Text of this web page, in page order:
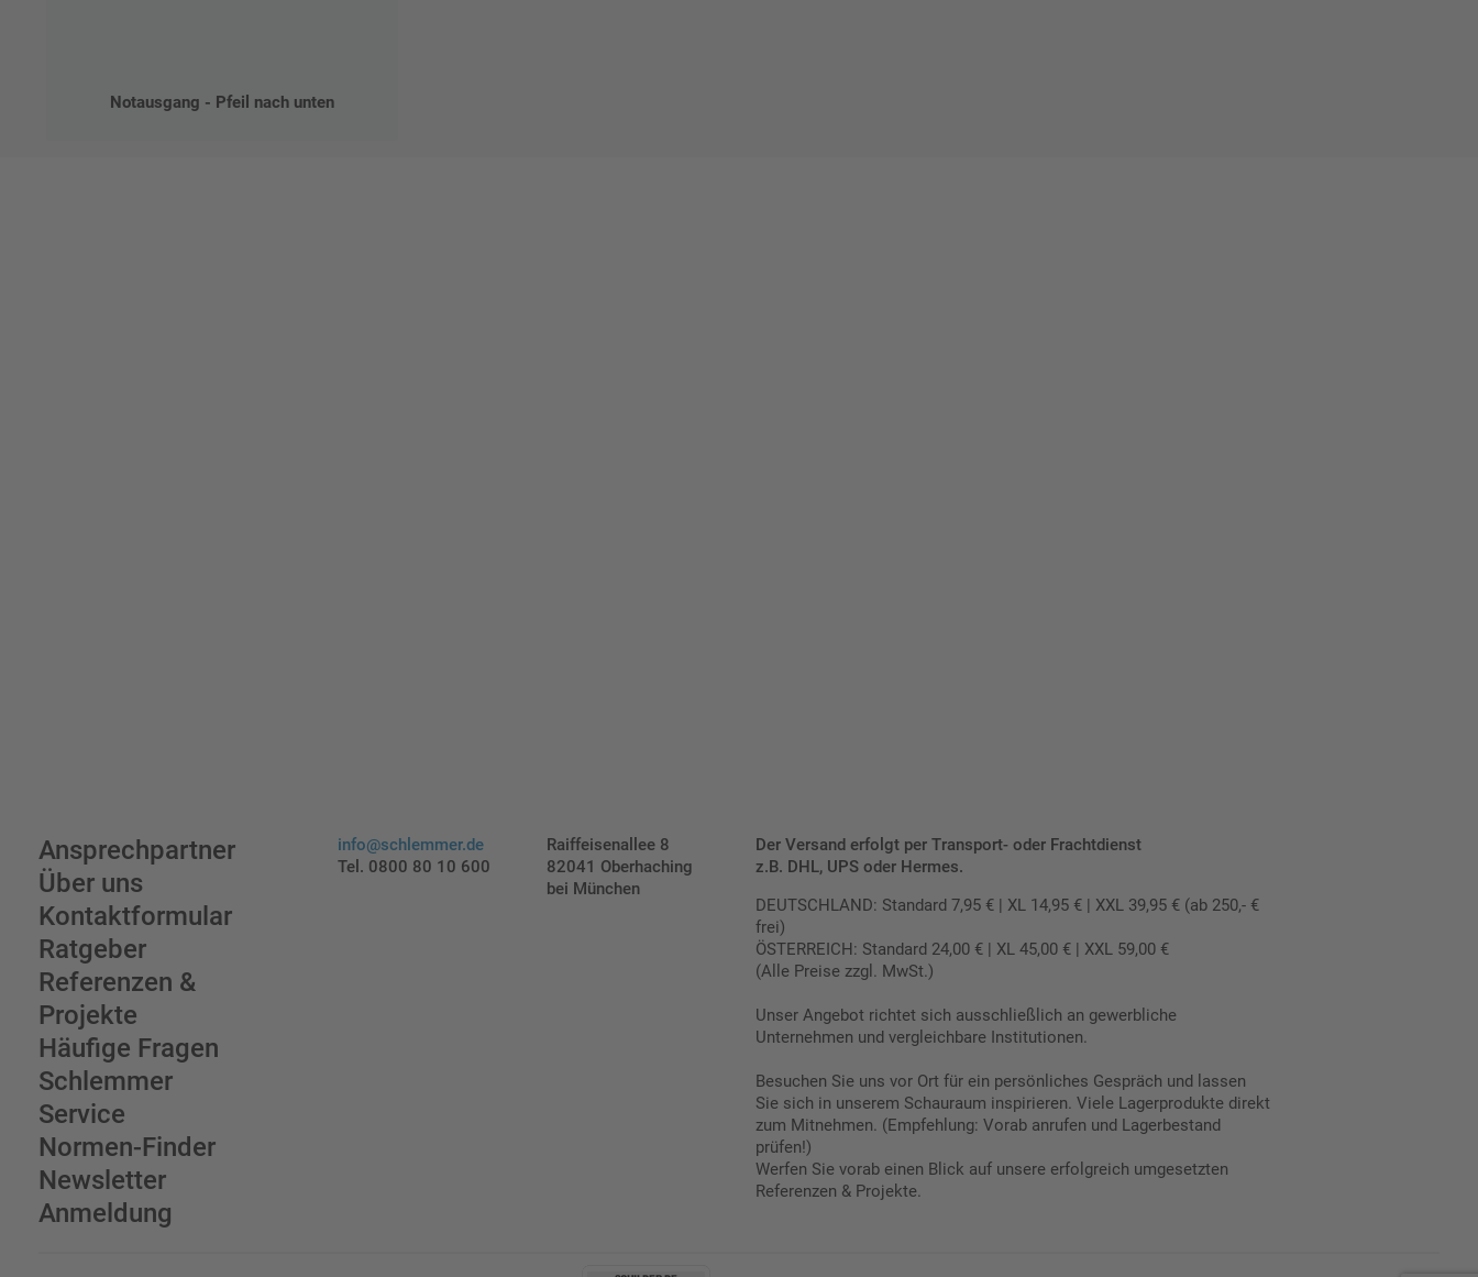
Notausgang - Pfeil nach unten
Ansprechpartner
Über uns
Kontaktformular
Ratgeber
Referenzen &
Projekte
Häufige Fragen
Schlemmer
Service
Normen-Finder
Newsletter
Anmeldung
info@schlemmer.de
Tel. 0800 80 10 600
Raiffeisenallee 8
82041 Oberhaching
bei München
Der Versand erfolgt per Transport- oder Frachtdienst
z.B. DHL, UPS oder Hermes.
DEUTSCHLAND: Standard 7,95 € | XL 14,95 € | XXL 39,95 € (ab 250,- €
frei)
ÖSTERREICH: Standard 24,00 € | XL 45,00 € | XXL 59,00 €
(Alle Preise zzgl. MwSt.)
Unser Angebot richtet sich ausschließlich an gewerbliche
Unternehmen und vergleichbare Institutionen.
Besuchen Sie uns vor Ort für ein persönliches Gespräch und lassen
Sie sich in unserem Schauraum inspirieren. Viele Lagerprodukte direkt
zum Mitnehmen. (Empfehlung: Vorab anrufen und Lagerbestand
prüfen!)
Werfen Sie vorab einen Blick auf unsere erfolgreich umgesetzten
Referenzen & Projekte.